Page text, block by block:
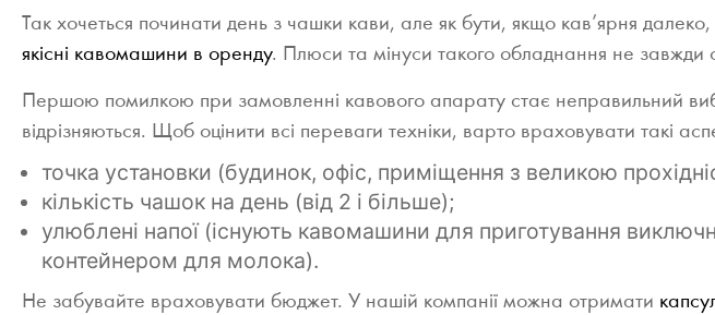
Так хочеться починати день з чашки кави, але як бути, якщо кав’ярня
якісні кавомашини в оренду. Плюси та мінуси такого обладнання не завжди
Першою помилкою при замовленні кавового апарату стає неправильний
відрізняються. Щоб оцінити всі переваги техніки, варто враховувати такі
точка установки (будинок, офіс, приміщення з великою
кількість чашок на день (від 2 і більше);
улюблені напої (існують кавомашини для приготування
контейнером для молока).
Не забувайте враховувати бюджет. У нашій компанії можна отримати